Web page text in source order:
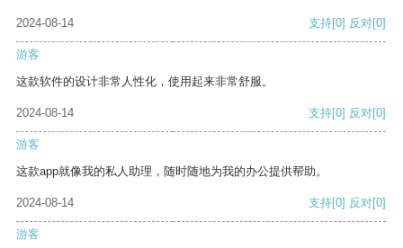
2024-08-14 支持[0] 反对[0]
游客
这款软件的设计非常人性化，使用起来非常舒服。
2024-08-14 支持[0] 反对[0]
游客
这款app就像我的私人助理，随时随地为我的办公提供帮助。
2024-08-14 支持[0] 反对[0]
游客